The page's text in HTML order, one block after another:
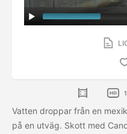
Vatten droppar från en
på en utväg. Skott med